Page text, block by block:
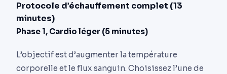
Protocole d’échauffement complet (13
minutes)
Phase 1, Cardio léger (5 minutes)
L’objectif est d’augmenter la température
corporelle et le flux sanguin. Choisissez l’une de